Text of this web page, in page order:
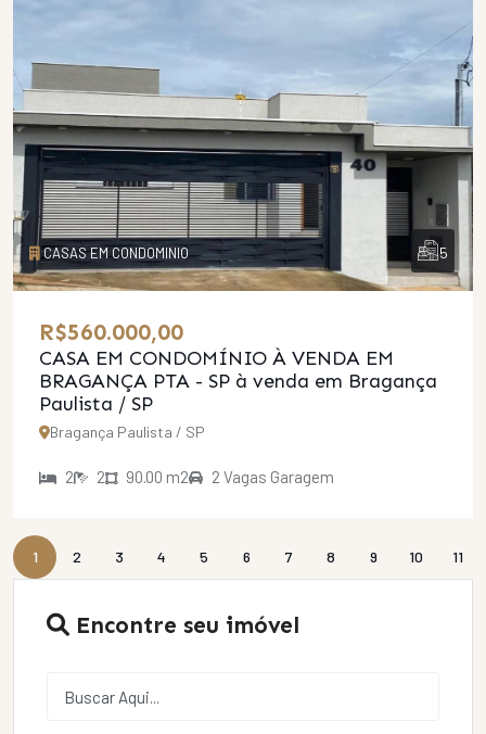
CASAS EM CONDOMINIO 5
R$560.000,00
CASA EM CONDOMÍNIO À VENDA EM
BRAGANÇA PTA - SP à venda em Bragança
Paulista / SP
Bragança Paulista / SP
2 2 90.00 m2 2 Vagas Garagem
1 2 3 4 5 6 7 8 9 10 11
Encontre seu imóvel